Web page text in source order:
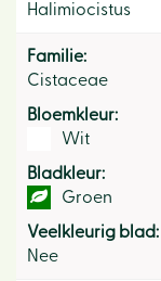
Halimiocistus
Familie:
Cistaceae
Bloemkleur:
Wit
Bladkleur:
Groen
Veelkleurig blad:
Nee